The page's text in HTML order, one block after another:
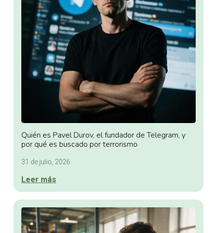
Quién es Pavel Durov, el fundador de Telegram, y
por qué es buscado por terrorismo
31 de julio, 2026
Leer más